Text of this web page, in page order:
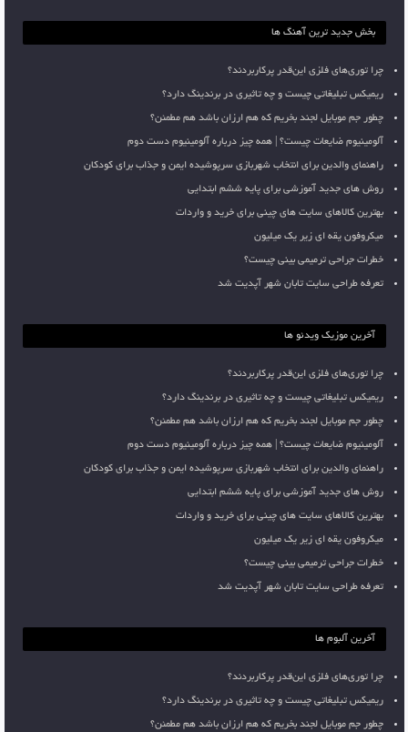
بخش جدید ترین آهنگ ها
چرا توری‌های فلزی این‌قدر پرکاربردند؟
ریمیکس تبلیغاتی چیست و چه تاثیری در برندینگ دارد؟
چطور جم موبایل لجند بخریم که هم ارزان باشد هم مطمئن؟
آلومینیوم ضایعات چیست؟ | همه چیز درباره آلومینیوم دست دوم
راهنمای والدین برای انتخاب شهربازی سرپوشیده ایمن و جذاب برای کودکان
روش های جدید آموزشی برای پایه ششم ابتدایی
بهترین کالاهای سایت های چینی برای خرید و واردات
میکروفون یقه ای زیر یک میلیون
خطرات جراحی ترمیمی بینی چیست؟
تعرفه طراحی سایت تابان شهر آپدیت شد
آخرین موزیک ویدئو ها
چرا توری‌های فلزی این‌قدر پرکاربردند؟
ریمیکس تبلیغاتی چیست و چه تاثیری در برندینگ دارد؟
چطور جم موبایل لجند بخریم که هم ارزان باشد هم مطمئن؟
آلومینیوم ضایعات چیست؟ | همه چیز درباره آلومینیوم دست دوم
راهنمای والدین برای انتخاب شهربازی سرپوشیده ایمن و جذاب برای کودکان
روش های جدید آموزشی برای پایه ششم ابتدایی
بهترین کالاهای سایت های چینی برای خرید و واردات
میکروفون یقه ای زیر یک میلیون
خطرات جراحی ترمیمی بینی چیست؟
تعرفه طراحی سایت تابان شهر آپدیت شد
آخرین آلبوم ها
چرا توری‌های فلزی این‌قدر پرکاربردند؟
ریمیکس تبلیغاتی چیست و چه تاثیری در برندینگ دارد؟
چطور جم موبایل لجند بخریم که هم ارزان باشد هم مطمئن؟